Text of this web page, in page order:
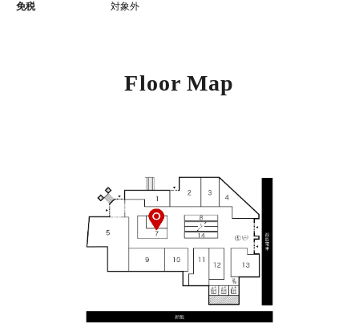
免税 対象外
Floor Map